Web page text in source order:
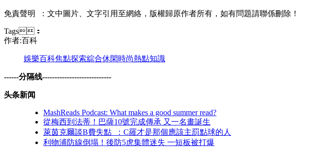
免責聲明  ：文中圖片、文字引用至網絡，版權歸原作者所有，如有問題請聯係刪除！
Tags：
作者:百科
娛樂百科焦點探索綜合休閑時尚熱點知識
------分隔线----------------------------
头条新闻
MashReads Podcast: What makes a good summer read?
從梅西到法蒂 ！巴薩10號完成傳承 又一名畫誕生
萊茵克爾談B費失點  ：C羅才是那個應該主罰點球的人
利物浦防線倒塌！後防5虎集體迷失 一短板被打爆